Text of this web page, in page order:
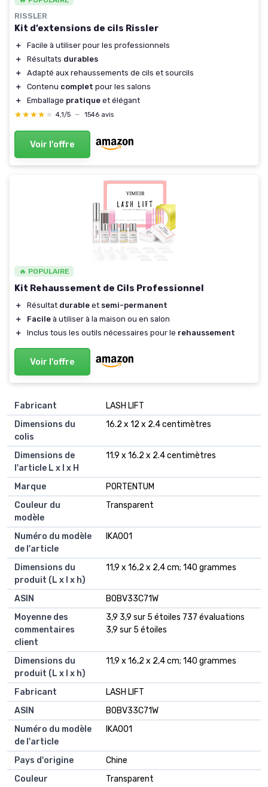
RISSLER
Kit d’extensions de cils Rissler
＋
Facile à utiliser pour les professionnels
＋
Résultats durables
＋
Adapté aux rehaussements de cils et sourcils
＋
Contenu complet pour les salons
＋
Emballage pratique et élégant
★★★★★
★★★★★ 4,1/5 — 1546 avis
Voir l'offre
🔥 POPULAIRE
Kit Rehaussement de Cils Professionnel
＋ Résultat durable et semi-permanent
＋
Facile à utiliser à la maison ou en salon
＋
Inclus tous les outils nécessaires pour le rehaussement
Voir l'offre
Fabricant
‎LASH LIFT
Dimensions du
colis
‎16.2 x 12 x 2.4 centimètres
Dimensions de
l'article L x l x H
‎11.9 x 16.2 x 2.4 centimètres
Marque
‎PORTENTUM
Couleur du
modèle
‎Transparent
Numéro du modèle
de l'article
‎IKA001
Dimensions du
produit (L x l x h)
‎11,9 x 16,2 x 2,4 cm; 140 grammes
ASIN
‎B0BV33C71W
Moyenne des
commentaires
client
3,9 3,9 sur 5 étoiles 737 évaluations
3,9 sur 5 étoiles
Dimensions du
produit (L x l x h)
11,9 x 16,2 x 2,4 cm; 140 grammes
Fabricant
LASH LIFT
ASIN
B0BV33C71W
Numéro du modèle
de l'article
IKA001
Pays d'origine
Chine
Couleur
Transparent